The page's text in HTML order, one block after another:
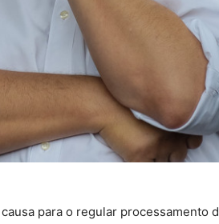
para o regular processamento